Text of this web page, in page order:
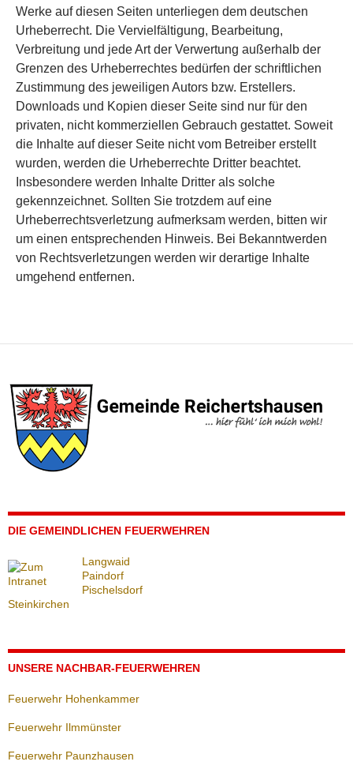
Werke auf diesen Seiten unterliegen dem deutschen
Urheberrecht. Die Vervielfältigung, Bearbeitung,
Verbreitung und jede Art der Verwertung außerhalb der
Grenzen des Urheberrechtes bedürfen der schriftlichen
Zustimmung des jeweiligen Autors bzw. Erstellers.
Downloads und Kopien dieser Seite sind nur für den
privaten, nicht kommerziellen Gebrauch gestattet. Soweit
die Inhalte auf dieser Seite nicht vom Betreiber erstellt
wurden, werden die Urheberrechte Dritter beachtet.
Insbesondere werden Inhalte Dritter als solche
gekennzeichnet. Sollten Sie trotzdem auf eine
Urheberrechtsverletzung aufmerksam werden, bitten wir
um einen entsprechenden Hinweis. Bei Bekanntwerden
von Rechtsverletzungen werden wir derartige Inhalte
umgehend entfernen.
DIE GEMEINDLICHEN FEUERWEHREN
Langwaid
Paindorf
Pischelsdorf
Steinkirchen
UNSERE NACHBAR-FEUERWEHREN
Feuerwehr Hohenkammer
Feuerwehr Ilmmünster
Feuerwehr Paunzhausen